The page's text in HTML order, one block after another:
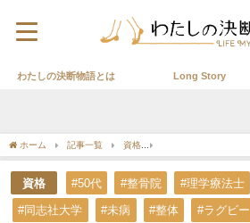
わたしの決断物語とは Long Story
ホーム 記事一覧 資格
資格 #50代 #整骨院 #理学療法士
#同志社大学 #未病 #整体 #ラグビー